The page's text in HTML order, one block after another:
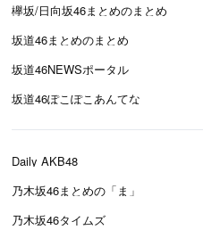
欅坂/日向坂46まとめのまとめ
坂道46まとめのまとめ
坂道46NEWSポータル
坂道46ぽこぽこあんてな
Daily AKB48
乃木坂46まとめの「ま」
乃木坂46タイムズ